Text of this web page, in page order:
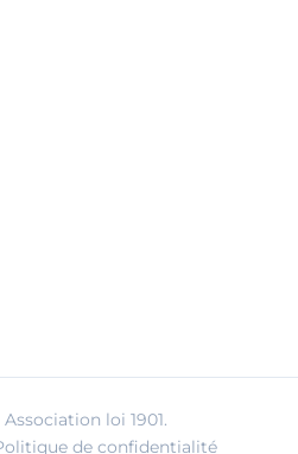
loi 1901.
de confidentialité